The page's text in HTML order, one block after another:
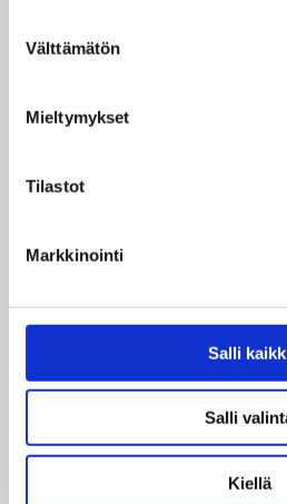
valinta
Välttämätön
Mieltymykset
Tilastot
Markkinointi
Salli
Salli
Kiellä
ECCA:n toiminnanjohtaja
ohjaamassa työpajassa
koululaisten mahdollisuuksia
tutustumalla
Godawarin
Bhaktapurissa.